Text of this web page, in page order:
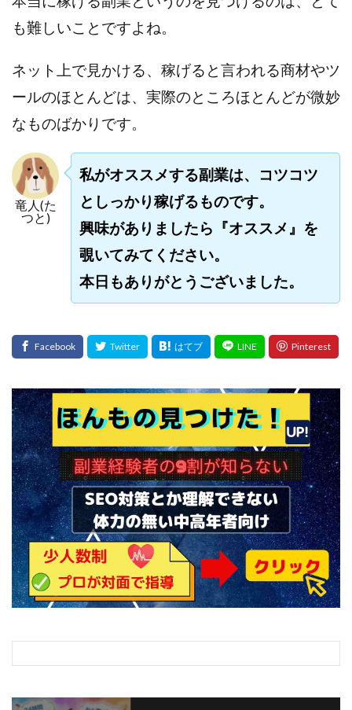
も難しいことですよね。
ネット上で見かける、稼げると言われる商材やツ
ールのほとんどは、実際のところほとんどが微妙
なものばかりです。
竜人(た
つと)
私がオススメする副業は、コツコツ
としっかり稼げるものです。
興味がありましたら『オススメ』を
覗いてみてください。
本日もありがとうございました。
スマホのビジネス
スマキャン(SMACAN)
スマナビ.com
スマホ1台でどこでも副収入
スマホで副収入の決定版
スマホで稼げる?【裏ワザ副業】
トレーダーKaibe
ナイトグループ 岡崎
わずか1日で5万円以上稼ぐ利用者が続出
ゆきや
マネパン KOJI
マネロブ みきお校長
ミユ
ミラクル(MIRACLE)
ミリオネア5
ミリオネアチャレンジ
ミリオンラボ(million labo)
ミリチャレ
ライブアドバイザーカレッジ
リッチ ギャザリング
リッチ ルーラー
リライアンス(Reliance)
ロミオ・ロドリゲス・ジュニア
ワークスフランチャイジーオフィス
ワークホップ(Work Hop)
ワールドリユースシステム
マネーの湖
マックス岩井
なし
フェールNaviシステム
ニューイヤーパラダイス
ネオナビ
ネオナビ 我有洋哉
ネオライフPROJECT(プロジェクト)
ネットサーフィンをお金に換える
ネットスター
ハイブリッド・トレード・アカデミア
フォリオJP(Folio)
ふくぎょうパラダイス